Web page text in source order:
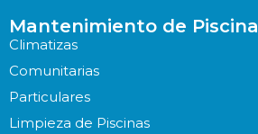
Mantenimiento de
Climatizas
Comunitarias
Particulares
Limpieza de Piscinas